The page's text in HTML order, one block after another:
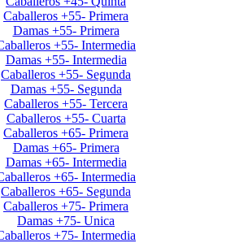
Caballeros +55- Primera
Damas +55- Primera
+55- Intermedia
Damas +55- Intermedia
Caballeros +55- Segunda
Damas +55- Segunda
Caballeros +55- Tercera
Caballeros +55- Cuarta
Caballeros +65- Primera
Damas +65- Primera
Damas +65- Intermedia
+65- Intermedia
Caballeros +65- Segunda
Caballeros +75- Primera
Damas +75- Unica
+75- Intermedia